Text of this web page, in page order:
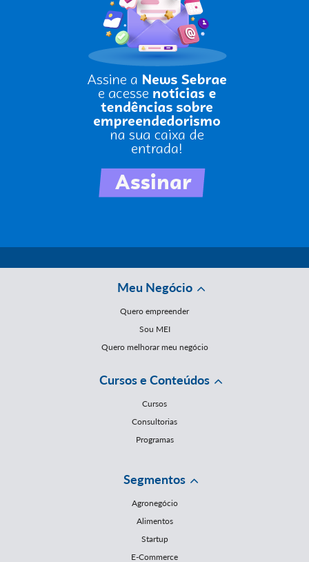
Meu Negócio
Quero empreender
Sou MEI
Quero melhorar meu negócio
Cursos e Conteúdos
Cursos
Consultorias
Programas
Segmentos
Agronegócio
Alimentos
Startup
E-Commerce